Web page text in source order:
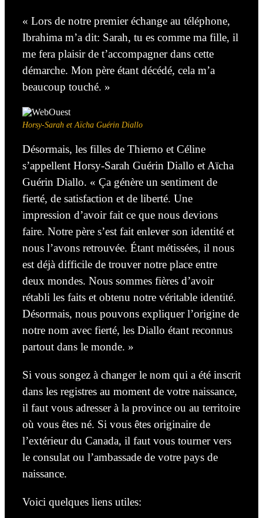
« Lors de notre premier échange au téléphone,
Ibrahima m’a dit: Sarah, tu es comme ma fille, il
me fera plaisir de t’accompagner dans cette
démarche. Mon père étant décédé, cela m’a
beaucoup touché. »
Horsy-Sarah et Aïcha Guérin Diallo
Désormais, les filles de Thierno et Céline
s’appellent Horsy-Sarah Guérin Diallo et Aïcha
Guérin Diallo. « Ça génère un sentiment de
fierté, de satisfaction et de liberté. Une
impression d’avoir fait ce que nous devions
faire. Notre père s’est fait enlever son identité et
nous l’avons retrouvée. Étant métissées, il nous
est déjà difficile de trouver notre place entre
deux mondes. Nous sommes fières d’avoir
rétabli les faits et obtenu notre véritable identité.
Désormais, nous pouvons expliquer l’origine de
notre nom avec fierté, les Diallo étant reconnus
partout dans le monde. »
Si vous songez à changer le nom qui a été inscrit
dans les registres au moment de votre naissance,
il faut vous adresser à la province ou au territoire
où vous êtes né. Si vous êtes originaire de
l’extérieur du Canada, il faut vous tourner vers
le consulat ou l’ambassade de votre pays de
naissance.
Voici quelques liens utiles: